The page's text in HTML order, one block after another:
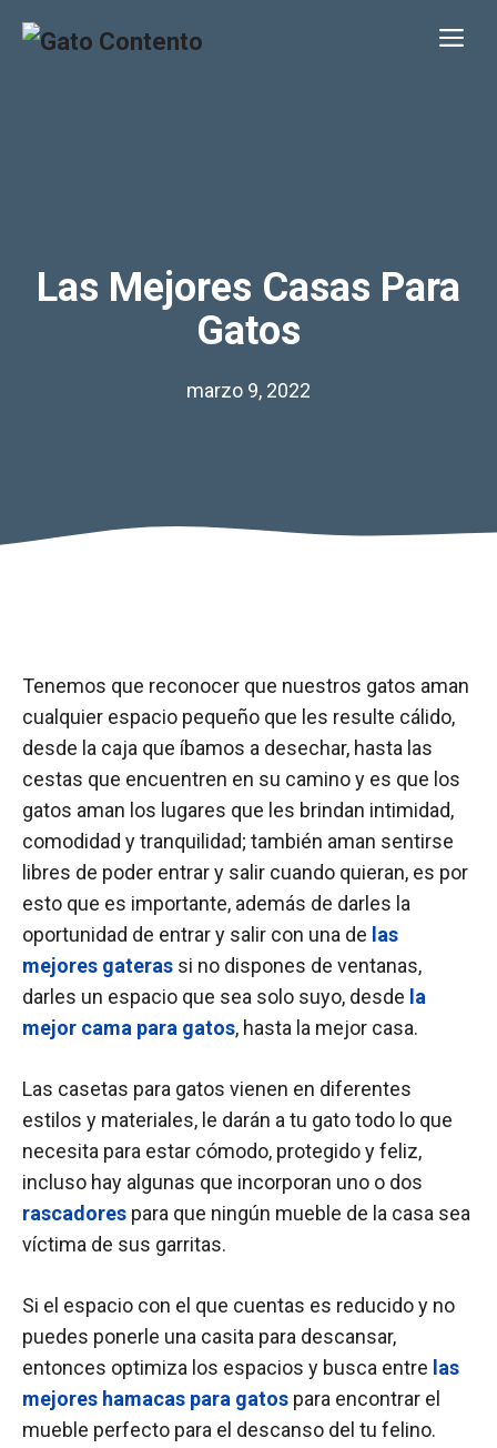
Las Mejores Casas Para
Gatos
marzo 9, 2022
Tenemos que reconocer que nuestros gatos aman
cualquier espacio pequeño que les resulte cálido,
desde la caja que íbamos a desechar, hasta las
cestas que encuentren en su camino y es que los
gatos aman los lugares que les brindan intimidad,
comodidad y tranquilidad; también aman sentirse
libres de poder entrar y salir cuando quieran, es por
esto que es importante, además de darles la
oportunidad de entrar y salir con una de las
mejores gateras si no dispones de ventanas,
darles un espacio que sea solo suyo, desde la
mejor cama para gatos, hasta la mejor casa.
Las casetas para gatos vienen en diferentes
estilos y materiales, le darán a tu gato todo lo que
necesita para estar cómodo, protegido y feliz,
incluso hay algunas que incorporan uno o dos
rascadores para que ningún mueble de la casa sea
víctima de sus garritas.
Si el espacio con el que cuentas es reducido y no
puedes ponerle una casita para descansar,
entonces optimiza los espacios y busca entre las
mejores hamacas para gatos para encontrar el
mueble perfecto para el descanso del tu felino.